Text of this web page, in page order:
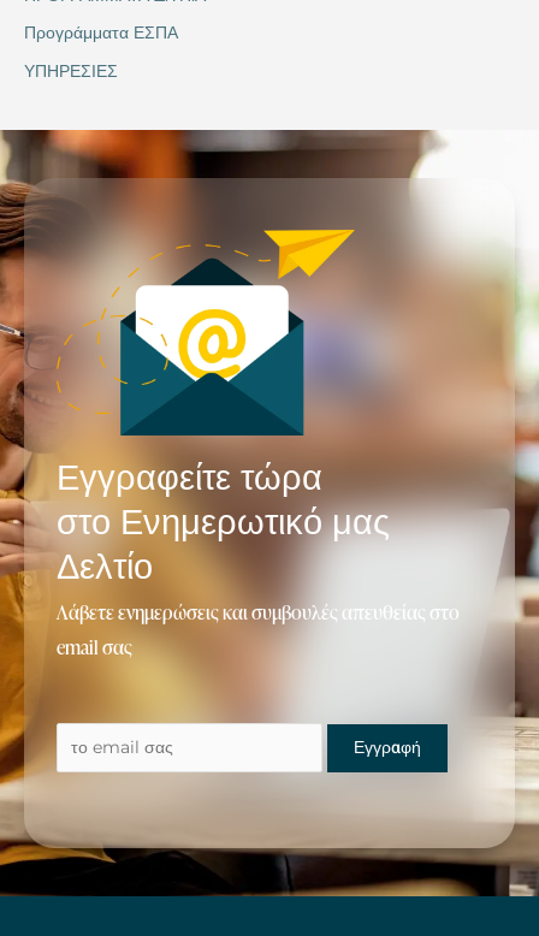
Προγράμματα ΕΣΠΑ
ΥΠΗΡΕΣΙΕΣ
Εγγραφείτε τώρα
στο Ενημερωτικό μας
Δελτίο
Λάβετε ενημερώσεις και συμβουλές απευθείας στο
email σας